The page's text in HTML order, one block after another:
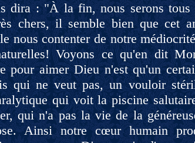
dira : "À la fin, nous serons tous
chers, il semble bien que cet
nous contenter de notre
Voyons ce qu'en dit
pour aimer Dieu n'est qu'un
qui ne veut pas, un vouloir
qui voit la piscine
qui n'a pas la vie de la
Ainsi notre cœur humain